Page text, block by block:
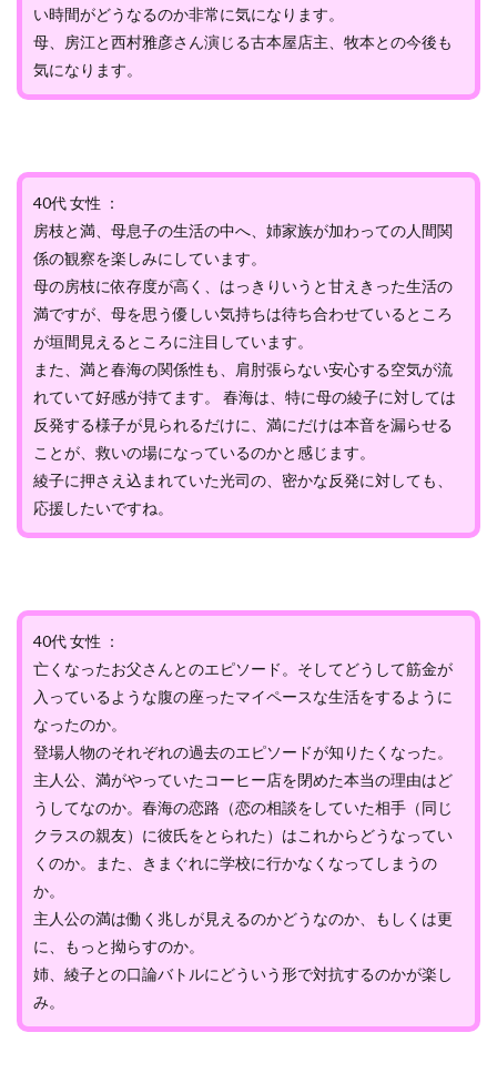
い時間がどうなるのか非常に気になります。
母、房江と西村雅彦さん演じる古本屋店主、牧本との今後も
気になります。
40代 女性 ：
房枝と満、母息子の生活の中へ、姉家族が加わっての人間関
係の観察を楽しみにしています。
母の房枝に依存度が高く、はっきりいうと甘えきった生活の
満ですが、母を思う優しい気持ちは待ち合わせているところ
が垣間見えるところに注目しています。
また、満と春海の関係性も、肩肘張らない安心する空気が流
れていて好感が持てます。 春海は、特に母の綾子に対しては
反発する様子が見られるだけに、満にだけは本音を漏らせる
ことが、救いの場になっているのかと感じます。
綾子に押さえ込まれていた光司の、密かな反発に対しても、
応援したいですね。
40代 女性 ：
亡くなったお父さんとのエピソード。そしてどうして筋金が
入っているような腹の座ったマイペースな生活をするように
なったのか。
登場人物のそれぞれの過去のエピソードが知りたくなった。
主人公、満がやっていたコーヒー店を閉めた本当の理由はど
うしてなのか。春海の恋路（恋の相談をしていた相手（同じ
クラスの親友）に彼氏をとられた）はこれからどうなってい
くのか。また、きまぐれに学校に行かなくなってしまうの
か。
主人公の満は働く兆しが見えるのかどうなのか、もしくは更
に、もっと拗らすのか。
姉、綾子との口論バトルにどういう形で対抗するのかが楽し
み。